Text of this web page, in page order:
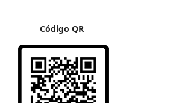
Código QR